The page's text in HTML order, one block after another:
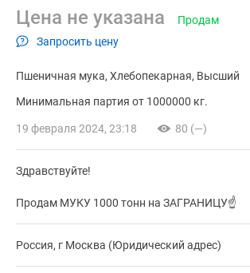
Цена не указана
Запросить цену
Продам
Пшеничная мука Хлебопекарная Высший
Минимальная партия от 1000000 кг.
19 февраля 2024, 23:18 80 (—)
Здравствуйте!
Продам МУКУ 1000 тонн на ЗАГРАНИЦУ☝️
Россия, г Москва (Юридический адрес)